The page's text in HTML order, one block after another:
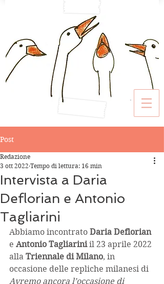
Post
Intervista a Daria
Deflorian e Antonio
Tagliarini
Redazione
3 ott 2022 Tempo di lettura: 16 min
Abbiamo incontrato Daria Deflorian
e Antonio Tagliarini il 23 aprile 2022
alla Triennale di Milano, in
occasione delle repliche milanesi di
Avremo ancora l’occasione di